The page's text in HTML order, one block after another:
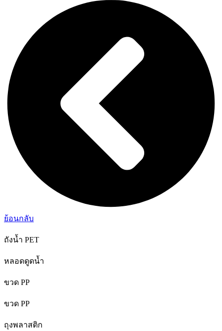
ย้อนกลับ
ถังน้ำ PET
หลอดดูดน้ำ
ขวด PP
ขวด PP
ถุงพลาสติก